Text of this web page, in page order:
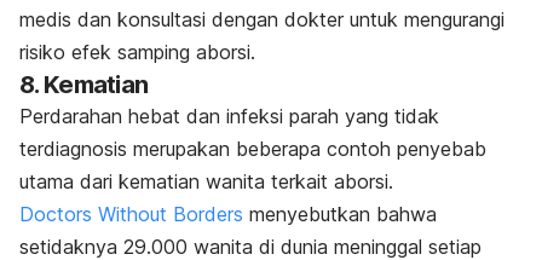
medis dan konsultasi dengan dokter untuk mengurangi
risiko efek samping aborsi.
8. Kematian
Perdarahan hebat dan infeksi parah yang tidak
terdiagnosis merupakan beberapa contoh penyebab
utama dari kematian wanita terkait aborsi.
Doctors Without Borders menyebutkan bahwa
setidaknya 29.000 wanita di dunia meninggal setiap